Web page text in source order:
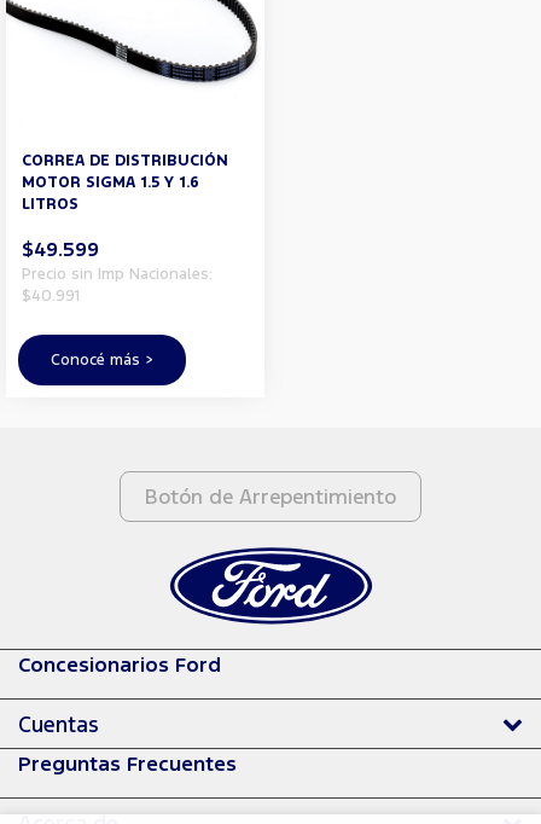
CORREA DE DISTRIBUCIÓN
MOTOR SIGMA 1.5 Y 1.6
LITROS
$49.599
Precio sin Imp Nacionales:
$40.991
Conocé más >
Botón de Arrepentimiento
Concesionarios Ford
Cuentas
Preguntas Frecuentes